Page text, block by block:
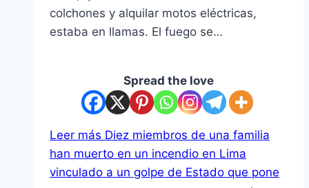
colchones y alquilar motos eléctricas,
estaba en llamas. El fuego se…
Spread the love
Leer más Diez miembros de una familia
han muerto en un incendio en Lima
vinculado a un golpe de Estado que pone